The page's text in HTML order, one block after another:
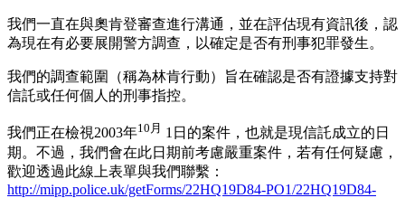
我們一直在與奧肯登審查進行溝通，並在評估現有資訊後，認
為現在有必要展開警方調查，以確定是否有刑事犯罪發生。
我們的調查範圍（稱為林肯行動）旨在確認是否有證據支持對
信託或任何個人的刑事指控。
我們正在檢視2003年10月 1日的案件，也就是現信託成立的日
期。不過，我們會在此日期前考慮嚴重案件，若有任何疑慮，
歡迎透過此線上表單與我們聯繫：
http://mipp.police.uk/getForms/22HQ19D84-PO1/22HQ19D84-